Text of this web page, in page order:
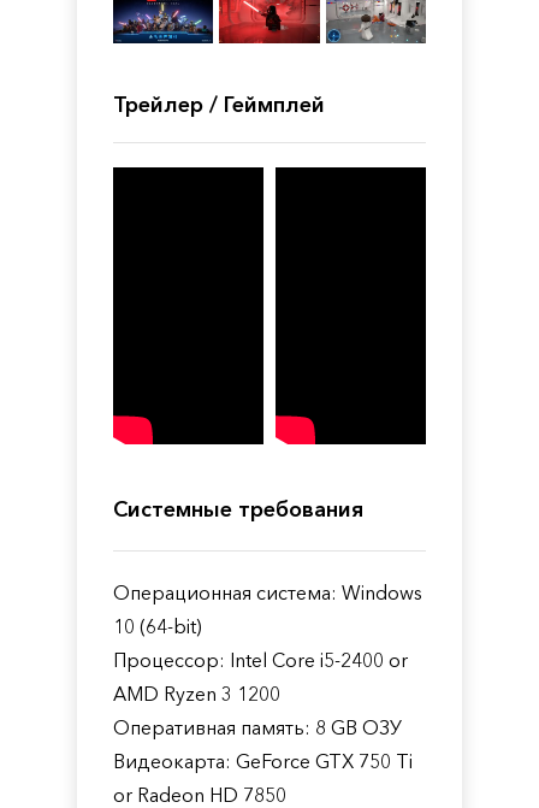
Трейлер / Геймплей
Системные требования
Операционная система: Windows
10 (64-bit)
Процессор: Intel Core i5-2400 or
AMD Ryzen 3 1200
Оперативная память: 8 GB ОЗУ
Видеокарта: GeForce GTX 750 Ti
or Radeon HD 7850